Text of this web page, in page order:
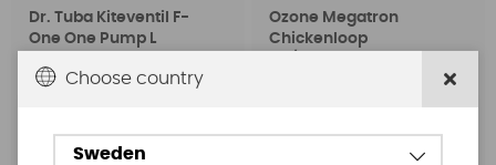
Dr. Tuba Kiteventil F-
One One Pump L
Ozone Megatron
Chickenloop
Choose country
Sweden